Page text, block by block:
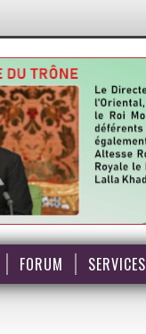
FORUM SERVICES